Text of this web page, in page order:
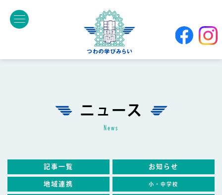
ニュース
news
記事一覧 お知らせ
地域連携 小・中学校